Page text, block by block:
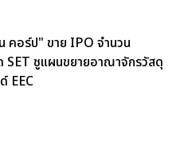
คอร์ป" ขาย IPO จำนวน
SET ชูแผนขยายอาณาจักรวัสดุ
EEC